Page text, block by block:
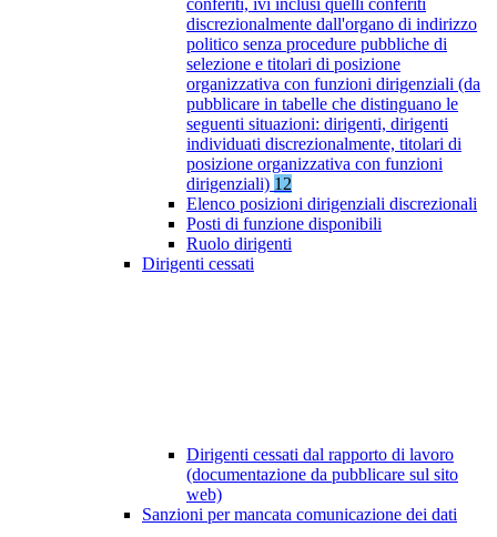
conferiti, ivi inclusi quelli conferiti
discrezionalmente dall'organo di indirizzo
politico senza procedure pubbliche di
selezione e titolari di posizione
organizzativa con funzioni dirigenziali (da
pubblicare in tabelle che distinguano le
seguenti situazioni: dirigenti, dirigenti
individuati discrezionalmente, titolari di
posizione organizzativa con funzioni
dirigenziali) 12
Elenco posizioni dirigenziali discrezionali
Posti di funzione disponibili
Ruolo dirigenti
Dirigenti cessati
Dirigenti cessati dal rapporto di lavoro
(documentazione da pubblicare sul sito
web)
Sanzioni per mancata comunicazione dei dati